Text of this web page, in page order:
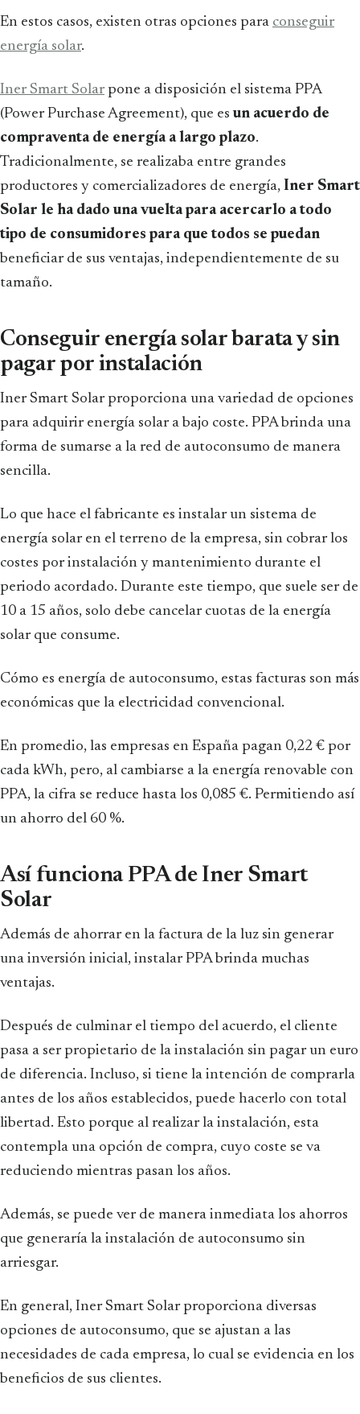
En estos casos, existen otras opciones para conseguir
energía solar.
Iner Smart Solar pone a disposición el sistema PPA
(Power Purchase Agreement), que es un acuerdo de
compraventa de energía a largo plazo.
Tradicionalmente, se realizaba entre grandes
productores y comercializadores de energía, Iner Smart
Solar le ha dado una vuelta para acercarlo a todo
tipo de consumidores para que todos se puedan
beneficiar de sus ventajas, independientemente de su
tamaño.
Conseguir energía solar barata y sin
pagar por instalación
Iner Smart Solar proporciona una variedad de opciones
para adquirir energía solar a bajo coste. PPA brinda una
forma de sumarse a la red de autoconsumo de manera
sencilla.
Lo que hace el fabricante es instalar un sistema de
energía solar en el terreno de la empresa, sin cobrar los
costes por instalación y mantenimiento durante el
periodo acordado. Durante este tiempo, que suele ser de
10 a 15 años, solo debe cancelar cuotas de la energía
solar que consume.
Cómo es energía de autoconsumo, estas facturas son más
económicas que la electricidad convencional.
En promedio, las empresas en España pagan 0,22 € por
cada kWh, pero, al cambiarse a la energía renovable con
PPA, la cifra se reduce hasta los 0,085 €. Permitiendo así
un ahorro del 60 %.
Así funciona PPA de Iner Smart
Solar
Además de ahorrar en la factura de la luz sin generar
una inversión inicial, instalar PPA brinda muchas
ventajas.
Después de culminar el tiempo del acuerdo, el cliente
pasa a ser propietario de la instalación sin pagar un euro
de diferencia. Incluso, si tiene la intención de comprarla
antes de los años establecidos, puede hacerlo con total
libertad. Esto porque al realizar la instalación, esta
contempla una opción de compra, cuyo coste se va
reduciendo mientras pasan los años.
Además, se puede ver de manera inmediata los ahorros
que generaría la instalación de autoconsumo sin
arriesgar.
En general, Iner Smart Solar proporciona diversas
opciones de autoconsumo, que se ajustan a las
necesidades de cada empresa, lo cual se evidencia en los
beneficios de sus clientes.